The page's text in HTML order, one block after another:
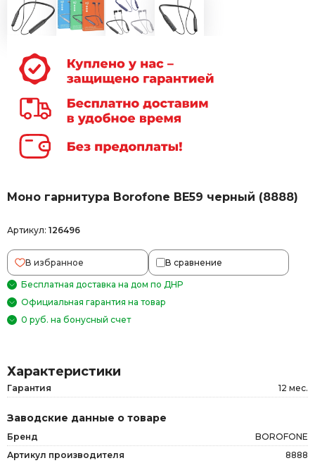
Моно гарнитура Borofone BE59 черный (8888)
Артикул: 126496
В избранное В сравнение
Бесплатная доставка на дом по ДНР
Официальная гарантия на товар
0 руб. на бонусный счет
Характеристики
Гарантия 12 мес.
Заводские данные о товаре
Бренд
BOROFONE
Артикул производителя
8888